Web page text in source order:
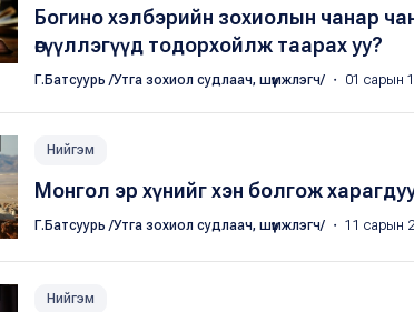
Богино хэлбэрийн зохиолын чанар
өгүүллэгүүд тодорхойлж таарах уу?
Г.Батсуурь /Утга зохиол судлаач, шүүмжлэгч/ ・ 01 сарын
Нийгэм
Монгол эр хүнийг хэн болгож
Г.Батсуурь /Утга зохиол судлаач, шүүмжлэгч/ ・ 11 сарын
Нийгэм